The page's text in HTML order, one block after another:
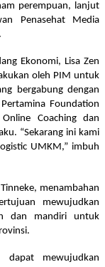
perempuan, lanjut
Penasehat Media
Ekonomi, Lisa Zen
oleh PIM untuk
bergabung dengan
Foundation
Coaching dan
“Sekarang ini kami
UMKM,” imbuh
menambahan
mewujudkan
dan mandiri untuk
dapat mewujudkan